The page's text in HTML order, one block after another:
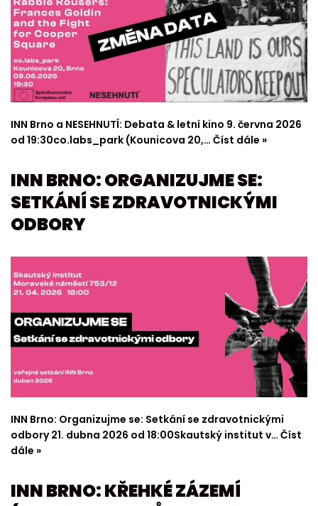
INN Brno a NESEHNUTÍ: Debata & letní kino 9. června 2026
od 19:30co.labs_park (Kounicova 20,… Číst dále »
INN BRNO: ORGANIZUJME SE:
SETKÁNÍ SE ZDRAVOTNICKÝMI
ODBORY
INN Brno: Organizujme se: Setkání se zdravotnickými
odbory 21. dubna 2026 od 18:00Skautský institut v… Číst
dále »
INN BRNO: KŘEHKÉ ZÁZEMÍ